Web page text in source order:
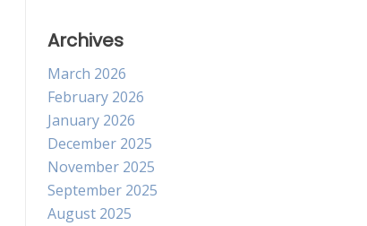
Archives
March 2026
February 2026
January 2026
December 2025
November 2025
September 2025
August 2025